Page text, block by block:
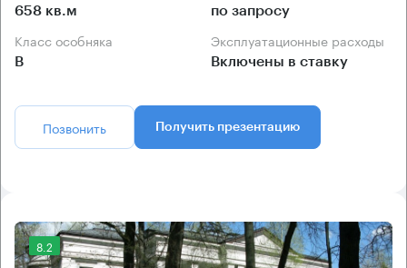
658 кв.м по запросу
Класс особняка
B
Эксплуатационные расходы
Включены в ставку
Позвонить Получить презентацию
8.2